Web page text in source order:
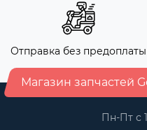
Отправка без предоплаты
Магазин запчастей
Пн-Пт с